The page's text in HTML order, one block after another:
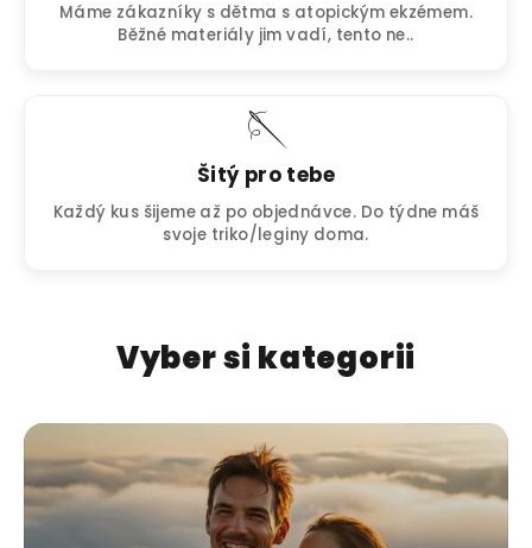
Máme zákazníky s dětma s atopickým ekzémem.
Běžné materiály jim vadí, tento ne..
🪡
Šitý pro tebe
Každý kus šijeme až po objednávce. Do týdne máš
svoje triko/leginy doma.
Vyber si kategorii